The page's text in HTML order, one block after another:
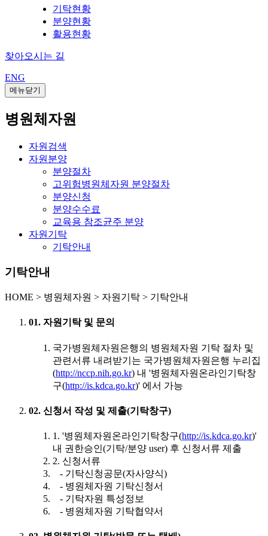
기탁현황
분양현황
활용현황
찾아오시는 길
ENG
메뉴닫기
병원체자원
자원검색
자원분양
분양절차
고위험병원체자원 분양절차
분양신청
분양수수료
교육용 참조균주 분양
자원기탁
기탁안내
기탁안내
HOME > 병원체자원 > 자원기탁 > 기탁안내
01. 자원기탁 및 문의
국가병원체자원은행의 병원체자원 기탁 절차 및
관련서류 내려받기는 국가병원체자원은행 누리집
(http://nccp.nih.go.kr) 내 '병원체자원온라인기탁창
구(http://is.kdca.go.kr)' 에서 가능
02. 신청서 작성 및 제출(기탁창구)
1. '병원체자원온라인기탁창구(http://is.kdca.go.kr)'
내 권한승인(기탁/분양 user) 후 신청서류 제출
2. 신청서류
- 기탁신청공문(자사양식)
- 병원체자원 기탁신청서
- 기탁자원 특성정보
- 병원체자원 기탁협약서